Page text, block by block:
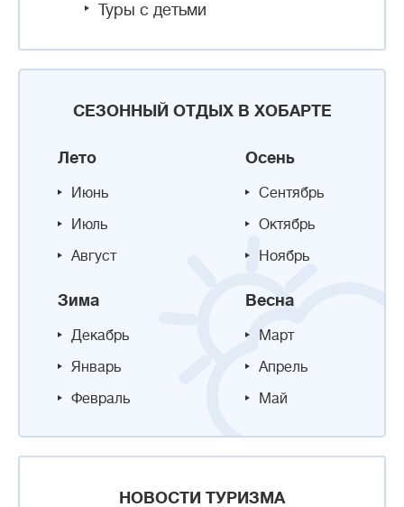
Туры с детьми
СЕЗОННЫЙ ОТДЫХ В ХОБАРТЕ
Лето
Июнь
Июль
Август
Осень
Сентябрь
Октябрь
Ноябрь
Зима
Декабрь
Январь
Февраль
Весна
Март
Апрель
Май
НОВОСТИ ТУРИЗМА